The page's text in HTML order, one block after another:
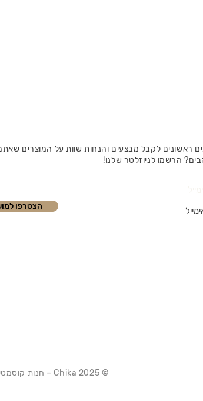
ראשונים לקבל מבצעים והנחות שוות על המוצרים
הרשמו לניוזלטר שלנו!
הצטרפו
© 2025 Chika – חנות קוסמטיקה מקצועית